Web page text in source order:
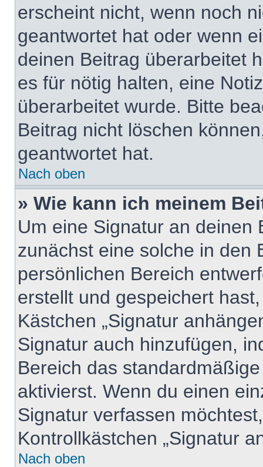
erscheint nicht, wenn noch
geantwortet hat oder wenn
deinen Beitrag überarbeitet
es für nötig halten, eine
überarbeitet wurde. Bitte
Beitrag nicht löschen
geantwortet hat.
Nach oben
» Wie kann ich meinem
Um eine Signatur an deinen
zunächst eine solche in den
persönlichen Bereich
erstellt und gespeichert
Kästchen „Signatur
Signatur auch hinzufügen,
Bereich das
aktivierst. Wenn du einen
Signatur verfassen
Kontrollkästchen „Signatur
Nach oben